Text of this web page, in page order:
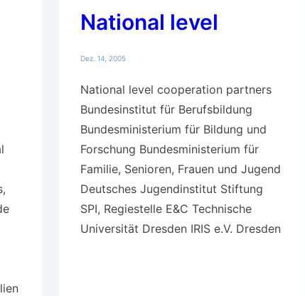
National level
Dez. 14, 2005
National level cooperation partners
Bundesinstitut für Berufsbildung
Bundesministerium für Bildung und
Forschung Bundesministerium für
Familie, Senioren, Frauen und Jugend
Deutsches Jugendinstitut Stiftung
SPI, Regiestelle E&C Technische
Universität Dresden IRIS e.V. Dresden